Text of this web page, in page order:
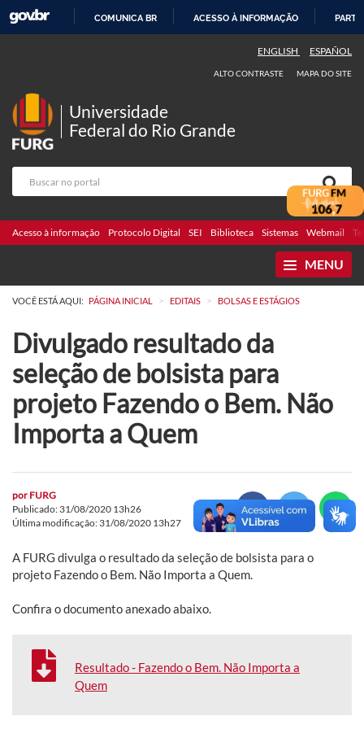
COMUNICA BR ACESSO À INFORMAÇÃO
ENGLISH ESPAÑOL
ALTO CONTRASTE MAPA DO SITE
Universidade
Federal do Rio Grande
Acesso à informação Protocolo Digital SEI Biblioteca Sistemas Webmail
MENU
VOCÊ ESTÁ AQUI: PÁGINA INICIAL > EDITAIS > BOLSAS E ESTÁGIOS
Divulgado resultado da
seleção de bolsista para
projeto Fazendo o Bem. Não
Importa a Quem
por FURG
Publicado: 31/08/2020 13h26
Última modificação: 31/08/2020 13h27
A FURG divulga o resultado da seleção de bolsista para o
projeto Fazendo o Bem. Não Importa a Quem.
Confira o documento anexado abaixo.
Resultado - Fazendo o Bem. Não Importa a
Quem